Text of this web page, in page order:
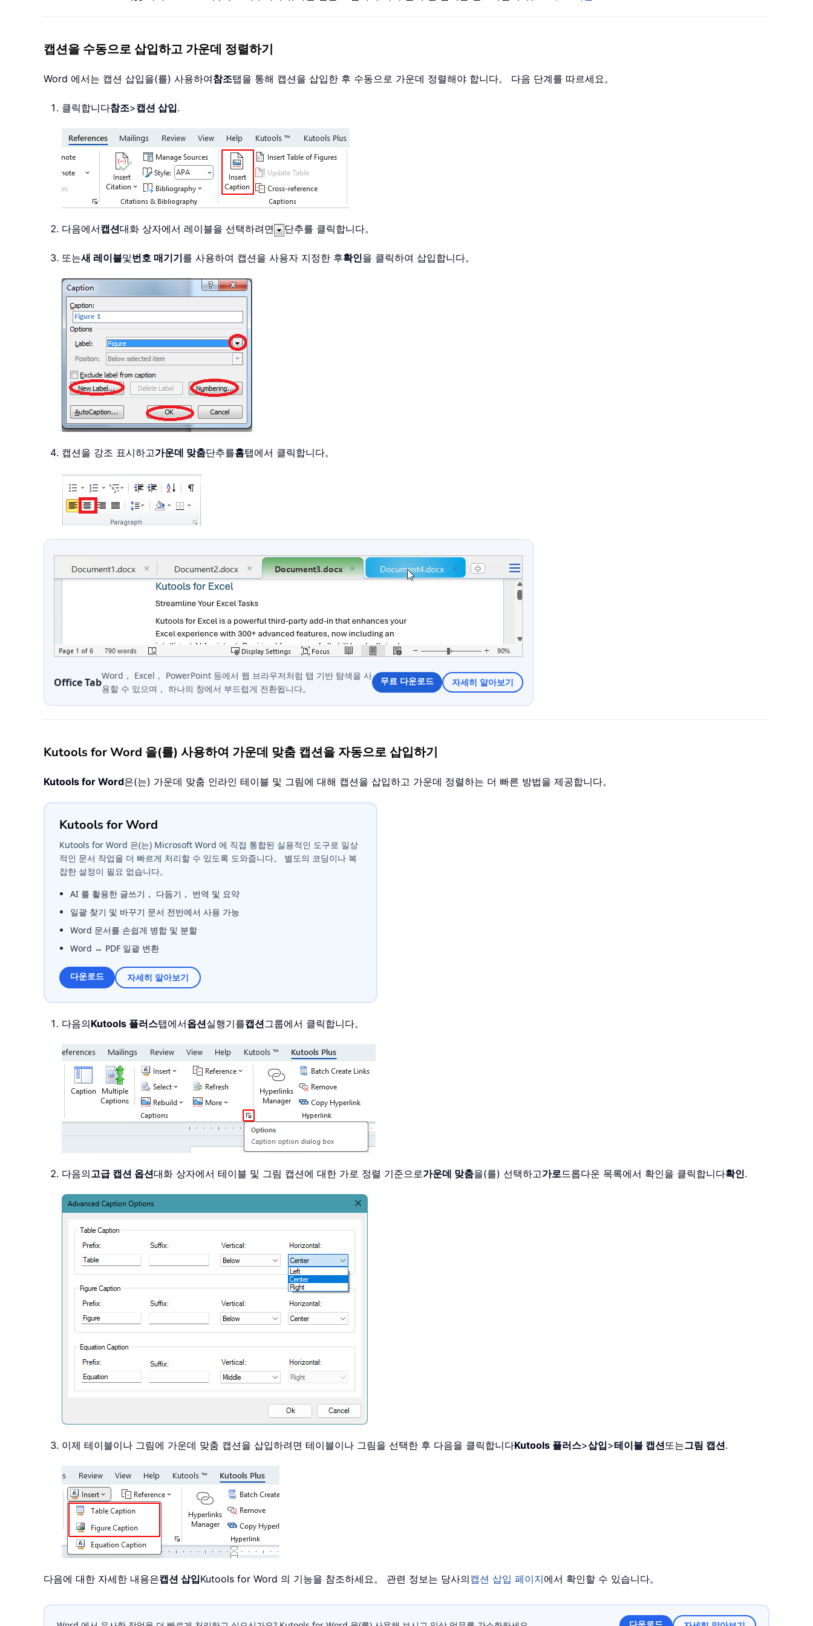
캡션을 수동으로 삽입하고 가운데 정렬하기
Word 에서는 캡션 삽입을(를) 사용하여참조탭을 통해 캡션을 삽입한 후 수동으로 가운데 정렬해야 합니다。 다음 단계를 따르세요。
클릭합니다참조>캡션 삽입.
다음에서캡션대화 상자에서 레이블을 선택하려면 단추를 클릭합니다。
또는새 레이블및번호 매기기를 사용하여 캡션을 사용자 지정한 후확인을 클릭하여 삽입합니다。
캡션을 강조 표시하고가운데 맞춤단추를홈탭에서 클릭합니다。
Office Tab
Word， Excel， PowerPoint 등에서 웹 브라우저처럼 탭 기반 탐색을 사
용할 수 있으며， 하나의 창에서 부드럽게 전환됩니다。
무료 다운로드 자세히 알아보기
Kutools for Word 을(를) 사용하여 가운데 맞춤 캡션을 자동으로 삽입하기
Kutools for Word은(는) 가운데 맞춤 인라인 테이블 및 그림에 대해 캡션을 삽입하고 가운데 정렬하는 더 빠른 방법을 제공합니다。
Kutools for Word
Kutools for Word 은(는) Microsoft Word 에 직접 통합된 실용적인 도구로 일상
적인 문서 작업을 더 빠르게 처리할 수 있도록 도와줍니다。 별도의 코딩이나 복
잡한 설정이 필요 없습니다。
AI 를 활용한 글쓰기， 다듬기， 번역 및 요약
일괄 찾기 및 바꾸기 문서 전반에서 사용 가능
Word 문서를 손쉽게 병합 및 분할
Word ↔ PDF 일괄 변환
다운로드 자세히 알아보기
다음의Kutools 플러스탭에서옵션실행기를캡션그룹에서 클릭합니다。
다음의고급 캡션 옵션대화 상자에서 테이블 및 그림 캡션에 대한 가로 정렬 기준으로가운데 맞춤을(를) 선택하고가로드롭다운 목록에서 확인을 클릭합니다확인.
이제 테이블이나 그림에 가운데 맞춤 캡션을 삽입하려면 테이블이나 그림을 선택한 후 다음을 클릭합니다Kutools 플러스>삽입>테이블 캡션또는그림 캡션.
다음에 대한 자세한 내용은캡션 삽입Kutools for Word 의 기능을 참조하세요。 관련 정보는 당사의캡션 삽입 페이지에서 확인할 수 있습니다。